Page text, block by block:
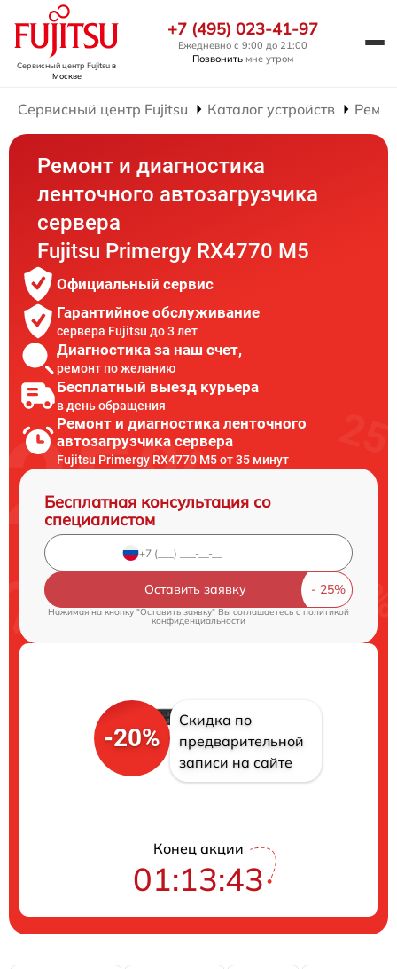
Сервисный центр Fujitsuв
Москве
+7 (495) 023-41-97
Ежедневно с 9:00 до 21:00
Позвонить мне утром
Сервисный центр Fujitsu Каталог устройств
Ремонт и диагностика
ленточного автозагрузчика
сервера
Fujitsu Primergy RX4770 M5
Официальный сервис
Гарантийное обслуживание
сервера Fujitsu до 3 лет
Диагностика за наш счет,
ремонт по желанию
Бесплатный выезд курьера
в день обращения
Ремонт и диагностика ленточного
автозагрузчика сервера
Fujitsu Primergy RX4770 M5 от 35 минут
Бесплатная консультация со
специалистом
Оставить заявку
Нажимая на кнопку "Оставить заявку" Вы соглашаетесь cполитикой
конфиденциальности
-20%
Скидка по
предварительной
записи на сайте
Конец акции
01:13:43